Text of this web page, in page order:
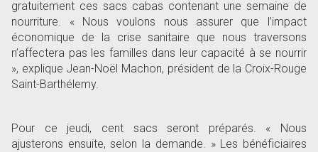
gratuitement ces sacs cabas contenant une semaine de
nourriture. « Nous voulons nous assurer que l’impact
économique de la crise sanitaire que nous traversons
n’affectera pas les familles dans leur capacité à se nourrir
», explique Jean-Noël Machon, président de la Croix-Rouge
Saint-Barthélemy.
Pour ce jeudi, cent sacs seront préparés. « Nous
ajusterons ensuite, selon la demande. » Les bénéficiaires